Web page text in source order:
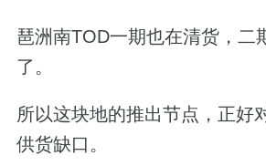
琶洲南TOD一期也在清货，二
了。
所以这块地的推出节点，正好
供货缺口。